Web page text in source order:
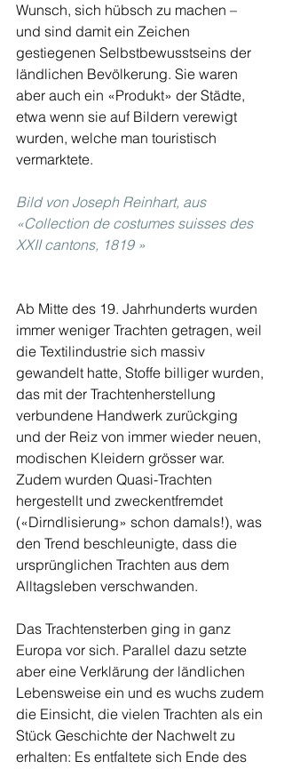
Wunsch, sich hübsch zu machen –
und sind damit ein Zeichen
gestiegenen Selbstbewusstseins der
ländlichen Bevölkerung. Sie waren
aber auch ein «Produkt» der Städte,
etwa wenn sie auf Bildern verewigt
wurden, welche man touristisch
vermarktete.
Bild von Joseph Reinhart, aus
«Collection de costumes suisses des
XXII cantons, 1819 »
Ab Mitte des 19. Jahrhunderts wurden
immer weniger Trachten getragen, weil
die Textilindustrie sich massiv
gewandelt hatte, Stoffe billiger wurden,
das mit der Trachtenherstellung
verbundene Handwerk zurückging
und der Reiz von immer wieder neuen,
modischen Kleidern grösser war.
Zudem wurden Quasi-Trachten
hergestellt und zweckentfremdet
(«Dirndlisierung» schon damals!), was
den Trend beschleunigte, dass die
ursprünglichen Trachten aus dem
Alltagsleben verschwanden.
Das Trachtensterben ging in ganz
Europa vor sich. Parallel dazu setzte
aber eine Verklärung der ländlichen
Lebensweise ein und es wuchs zudem
die Einsicht, die vielen Trachten als ein
Stück Geschichte der Nachwelt zu
erhalten: Es entfaltete sich Ende des